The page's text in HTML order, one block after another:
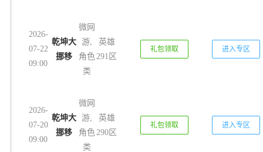
2026-
07-22
09:00
乾坤大
挪移
微网
游,
角色
类
英雄
291区
礼包领取 进入专区
2026-
07-20
09:00
乾坤大
挪移
微网
游,
角色
类
英雄
290区
礼包领取 进入专区